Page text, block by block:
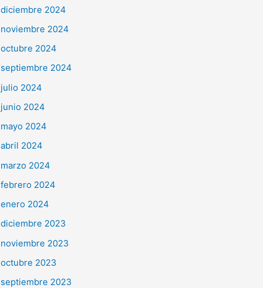
diciembre 2024
noviembre 2024
octubre 2024
septiembre 2024
julio 2024
junio 2024
mayo 2024
abril 2024
marzo 2024
febrero 2024
enero 2024
diciembre 2023
noviembre 2023
octubre 2023
septiembre 2023